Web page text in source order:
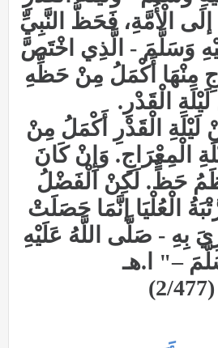
الْأُمَّةِ، فَحَظُّ النَّبِيِّ
وَسَلَّمَ - الَّذِي اخْتَصَّ
مِنْهَا أَكْمَلُ مِنْ حَظِّهِ
الْقَدْرِ.
لَيْلَةِ الْقَدْرِ أَكْمَلُ مِنْ
الْمِعْرَاجِ. وَإِنْ كَانَ
حَظٍّ. لَكِنْ الْفَضْلُ
الْعُلْيَا إنَّمَا حَصَلَتْ
بِهِ - صَلَّى اللَّهُ عَلَيْهِ
–" ا.هـ
(2/477)